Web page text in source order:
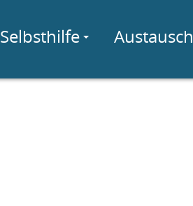
Selbsthilfe Austausch